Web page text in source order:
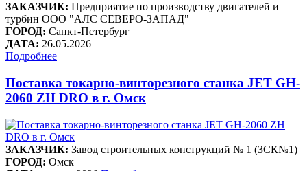
ЗАКАЗЧИК: Предприятие по производству двигателей и
турбин ООО "АЛС СЕВЕРО-ЗАПАД"
ГОРОД: Санкт-Петербург
ДАТА: 26.05.2026
Подробнее
Поставка токарно-винторезного станка JET GH-
2060 ZH DRO в г. Омск
ЗАКАЗЧИК: Завод строительных конструкций № 1 (ЗСК№1)
ГОРОД: Омск